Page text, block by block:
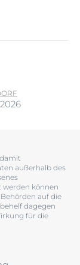
außerhalb des
können
auf die
dagegen
für die